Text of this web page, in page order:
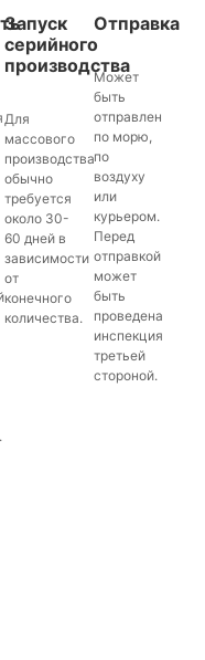
Запуск
серийного
производства
Для
массового
производства
обычно
требуется
около 30-
60 дней в
зависимости
от
конечного
количества.
Отправка
Может
быть
отправлен
по морю,
по
воздуху
или
курьером.
Перед
отправкой
может
быть
проведена
инспекция
третьей
стороной.